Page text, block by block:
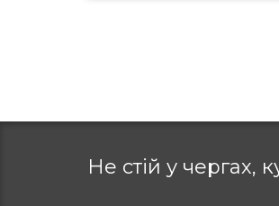
Не стій у чергах,